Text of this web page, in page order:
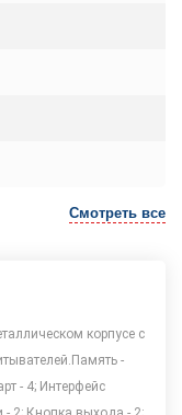
Смотреть все
корпусе с
-
- 4; Интерфейс